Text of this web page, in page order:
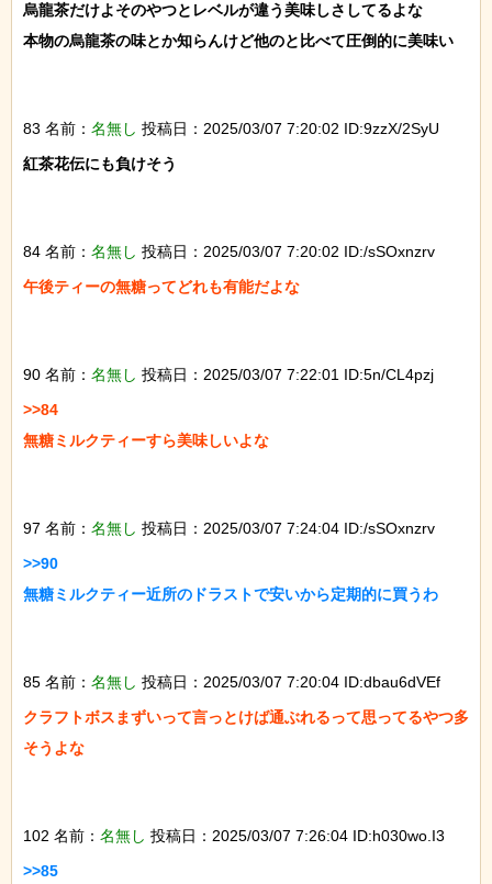
烏龍茶だけよそのやつとレベルが違う美味しさしてるよな
本物の烏龍茶の味とか知らんけど他のと比べて圧倒的に美味い
83 名前： 名無し 投稿日：2025/03/07 7:20:02 ID:9zzX/2SyU
紅茶花伝にも負けそう
84 名前： 名無し 投稿日：2025/03/07 7:20:02 ID:/sSOxnzrv
午後ティーの無糖ってどれも有能だよな
90 名前： 名無し 投稿日：2025/03/07 7:22:01 ID:5n/CL4pzj
>>84
無糖ミルクティーすら美味しいよな
97 名前： 名無し 投稿日：2025/03/07 7:24:04 ID:/sSOxnzrv
>>90
無糖ミルクティー近所のドラストで安いから定期的に買うわ
85 名前： 名無し 投稿日：2025/03/07 7:20:04 ID:dbau6dVEf
クラフトボスまずいって言っとけば通ぶれるって思ってるやつ多
そうよな
102 名前： 名無し 投稿日：2025/03/07 7:26:04 ID:h030wo.I3
>>85